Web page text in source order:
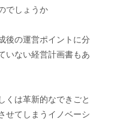
でしょうか
後の運営ポイントに分
いない経営計画書もあ
くは革新的なできごと
せてしまうイノベーシ